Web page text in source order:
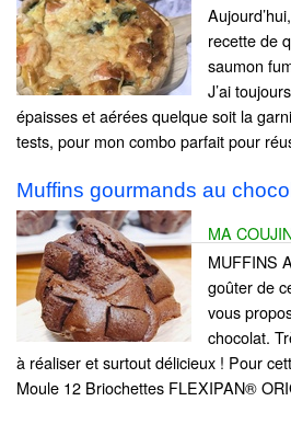
recette de
saumon
J’ai
épaisses et aérées quelque soit la
tests, pour mon combo parfait pour
Muffins gourmands au
MA
MUFFINS
goûter de
vous
chocolat.
à réaliser et surtout délicieux ! Pour
Moule 12 Briochettes FLEXIPAN®